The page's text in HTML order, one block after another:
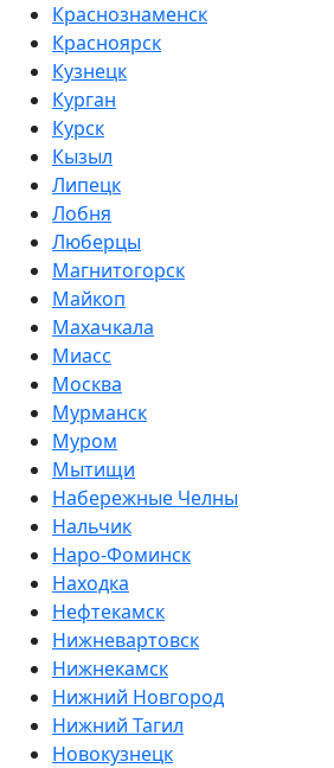
Краснознаменск
Красноярск
Кузнецк
Курган
Курск
Кызыл
Липецк
Лобня
Люберцы
Магнитогорск
Майкоп
Махачкала
Миасс
Москва
Мурманск
Муром
Мытищи
Набережные Челны
Нальчик
Наро-Фоминск
Находка
Нефтекамск
Нижневартовск
Нижнекамск
Нижний Новгород
Нижний Тагил
Новокузнецк